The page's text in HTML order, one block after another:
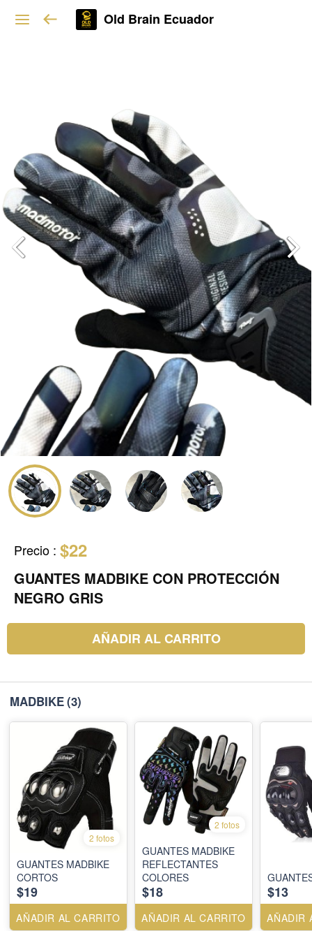
Old Brain Ecuador
Precio : $22
GUANTES MADBIKE CON PROTECCIÓN
NEGRO GRIS
AÑADIR AL CARRITO
MADBIKE(3)
2 fotos
GUANTES MADBIKE
CORTOS
$19
AÑADIR AL CARRITO
2 fotos
GUANTES MADBIKE
REFLECTANTES
COLORES
$18
AÑADIR AL CARRITO
$13
AÑADIR